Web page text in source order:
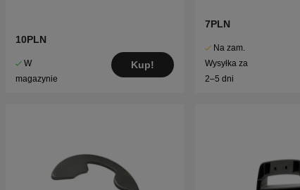
10PLN
W
magazynie
Kup!
7PLN
Na zam.
Wysyłka za
2–5 dni